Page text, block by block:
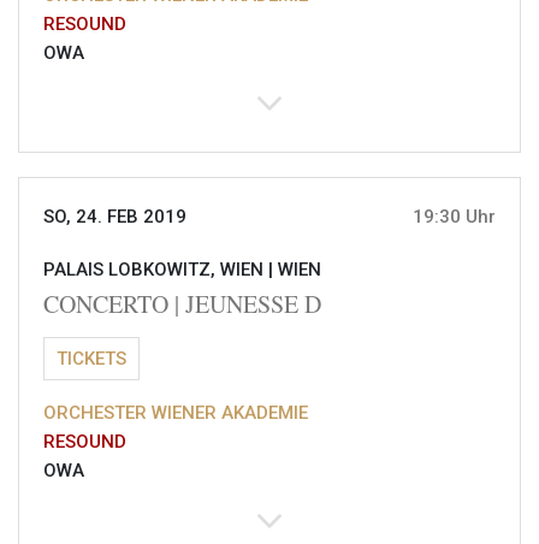
RESOUND
OWA
SO, 24. FEB 2019 19:30 Uhr
PALAIS LOBKOWITZ, WIEN | WIEN
CONCERTO | JEUNESSE D
TICKETS
ORCHESTER WIENER AKADEMIE
RESOUND
OWA